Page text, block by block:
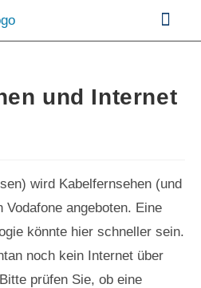
und Internet
wird Kabelfernsehen (und
angeboten. Eine
könnte hier schneller sein.
noch kein Internet über
prüfen Sie, ob eine